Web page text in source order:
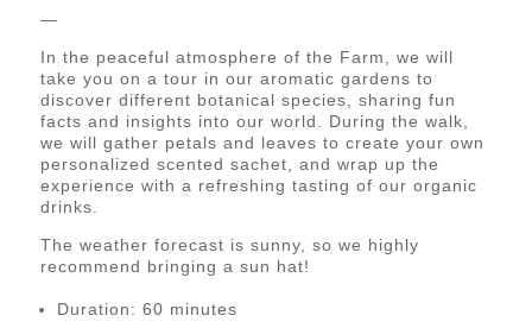
—
In the peaceful atmosphere of the Farm, we will
take you on a tour in our aromatic gardens to
discover different botanical species, sharing fun
facts and insights into our world. During the walk,
we will gather petals and leaves to create your own
personalized scented sachet, and wrap up the
experience with a refreshing tasting of our organic
drinks.
The weather forecast is sunny, so we highly
recommend bringing a sun hat!
Duration: 60 minutes